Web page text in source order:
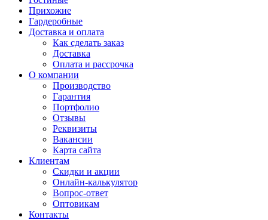
Прихожие
Гардеробные
Доставка и оплата
Как сделать заказ
Доставка
Оплата и рассрочка
О компании
Производство
Гарантия
Портфолио
Отзывы
Реквизиты
Вакансии
Карта сайта
Клиентам
Скидки и акции
Онлайн-калькулятор
Вопрос-ответ
Оптовикам
Контакты